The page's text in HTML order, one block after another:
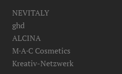
NEVITALY
ghd
ALCINA
M·A·C Cosmetics
Kreativ-Netzwerk